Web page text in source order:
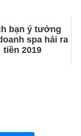
bạn ý tưởng
spa hái ra
tiền 2019